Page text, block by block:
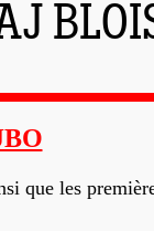
que les